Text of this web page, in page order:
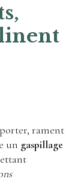
porter, rament
un gaspillage